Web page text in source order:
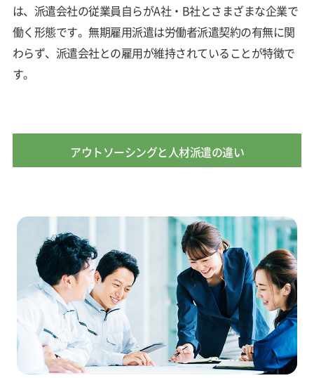
は、派遣会社の従業員自らがA社・B社とさまざまな企業で
働く形態です。無期雇用派遣は労働者派遣契約の有無に関
わらず、派遣会社との雇用が維持されていることが特徴で
す。
アウトソーシングと人材派遣の違い